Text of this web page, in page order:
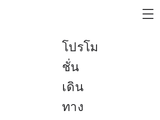
โปรโม
ชั่น
เดิน
ทาง